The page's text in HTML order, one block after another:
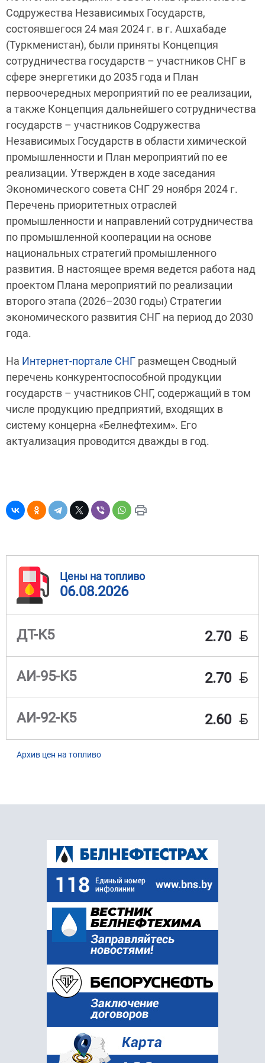
Содружества Независимых Государств,
состоявшегося 24 мая 2024 г. в г. Ашхабаде
(Туркменистан), были приняты Концепция
сотрудничества государств – участников СНГ в
сфере энергетики до 2035 года и План
первоочередных мероприятий по ее реализации,
а также Концепция дальнейшего сотрудничества
государств – участников Содружества
Независимых Государств в области химической
промышленности и План мероприятий по ее
реализации. Утвержден в ходе заседания
Экономического совета СНГ 29 ноября 2024 г.
Перечень приоритетных отраслей
промышленности и направлений сотрудничества
по промышленной кооперации на основе
национальных стратегий промышленного
развития. В настоящее время ведется работа над
проектом Плана мероприятий по реализации
второго этапа (2026–2030 годы) Стратегии
экономического развития СНГ на период до 2030
года.
На Интернет-портале СНГ размещен Сводный
перечень конкурентоспособной продукции
государств – участников СНГ, содержащий в том
числе продукцию предприятий, входящих в
систему концерна «Белнефтехим». Его
актуализация проводится дважды в год.
Цены на топливо
06.08.2026
ДТ-К5 2.70 BYN
АИ-95-К5 2.70 BYN
АИ-92-К5 2.60 BYN
Архив цен на топливо